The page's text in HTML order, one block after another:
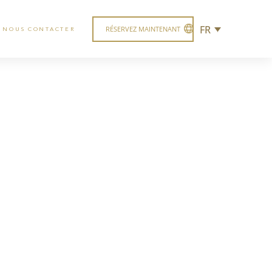
NOUS CONTACTER RÉSERVEZ MAINTENANT FR